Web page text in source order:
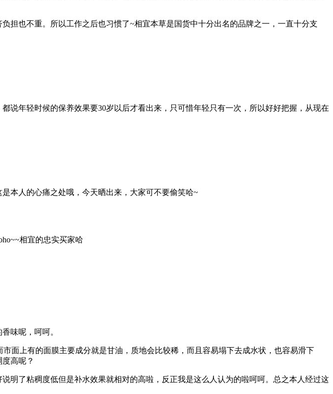
担也不重。所以工作之后也习惯了~相宜本草是国货中十分出名的品牌之一，一直十分支
说年轻时候的保养效果要30岁以后才看出来，只可惜年轻只有一次，所以好好把握，从现在
本人的心痛之处哦，今天晒出来，大家可不要偷笑哈~
相宜的忠实买家哈
味呢，呵呵。
面上有的面膜主要成分就是甘油，质地会比较稀，而且容易塌下去成水状，也容易滑下
高呢？
明了粘稠度低但是补水效果就相对的高啦，反正我是这么人认为的啦呵呵。总之本人经过这